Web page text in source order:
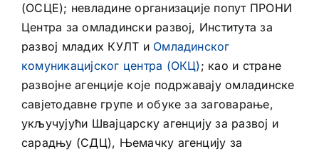
(ОСЦЕ); невладине организације попут ПРОНИ
Центра за омладински развој, Института за
развој младих КУЛТ и Омладинског
комуникацијског центра (ОКЦ); као и стране
развојне агенције које подржавају омладинске
савјетодавне групе и обуке за заговарање,
укључујући Швајцарску агенцију за развој и
сарадњу (СДЦ), Њемачку агенцију за